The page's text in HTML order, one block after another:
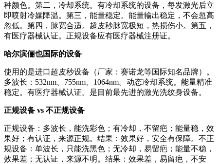
种颜色。第二，冷却系统。有冷却系统的设备，每发激光后立
即喷射冷媒降温。第三，能量稳定。能量输出稳定，不会忽高
忽低。第四，脉宽合适。超皮秒脉宽极短，热损伤小。第五，
有医疗器械认证。正规设备应有医疗器械注册证。
哈尔滨俪也国际的设备
使用的是进口超皮秒设备（厂家：赛诺龙等国际知名品牌）。
多波长：532nm、755nm、1064nm。动态冷却系统。能量精准
稳定。有医疗器械认证。是目前最先进的激光洗纹身设备。
正规设备 vs 不正规设备
正规设备：多波长，能洗彩色；有冷却，不留疤；能量稳，效
果好；有认证，来源正规。结果：效果好，安全有保障。不正
规设备：单波长，只能洗黑色；无冷却，易留疤；能量不稳，
效果差；无认证，来源不明。结果：效果差，易留疤，不安